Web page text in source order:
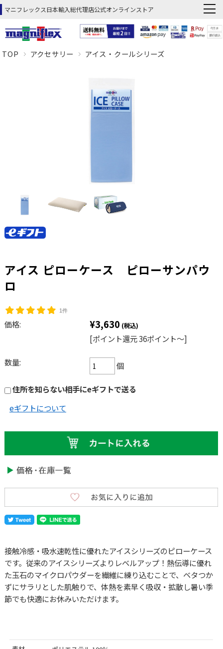
マニフレックス日本輸入総代理店公式オンラインストア
TOP アクセサリー アイス・クールシリーズ
アイス ピローケース ピローサンパウ
ロ
1件
価格: ¥3,630 (税込)
[ポイント還元 36ポイント〜]
数量: 個
住所を知らない相手にeギフトで送る
eギフトについて
接触冷感・吸水速乾性に優れたアイスシリーズのピローケース
です。従来のアイスシリーズよりレベルアップ！熱伝導に優れ
た玉石のマイクロパウダーを繊維に練り込むことで、ベタつか
ずにサラリとした肌触りで、体熱を素早く吸収・拡散し暑い季
節でも快適にお休みいただけます。